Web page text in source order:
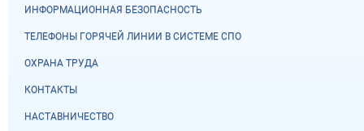
ИНФОРМАЦИОННАЯ БЕЗОПАСНОСТЬ
ТЕЛЕФОНЫ ГОРЯЧЕЙ ЛИНИИ В СИСТЕМЕ СПО
ОХРАНА ТРУДА
КОНТАКТЫ
НАСТАВНИЧЕСТВО